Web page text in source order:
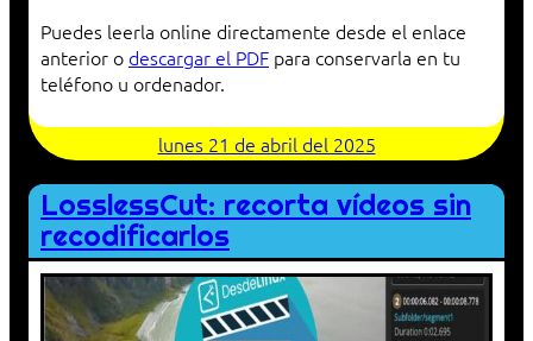
Puedes leerla online directamente desde el enlace
anterior o descargar el PDF para conservarla en tu
teléfono u ordenador.
lunes 21 de abril del 2025
LosslessCut: recorta vídeos sin
recodificarlos